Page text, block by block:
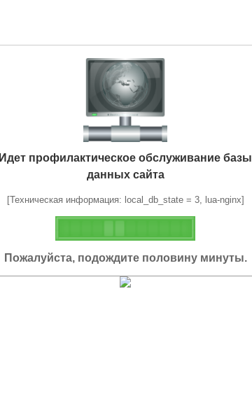
Идет профилактическое обслуживание базы
данных сайта
[Техническая информация: local_db_state = 3, lua-nginx]
Пожалуйста, подождите половину минуты.